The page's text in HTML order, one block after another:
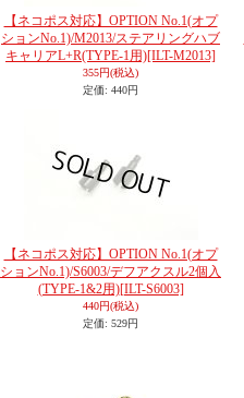
【ネコポス対応】OPTION No.1(オプ
ションNo.1)/M2013/ステアリングハブ
キャリアL+R(TYPE-1用)[ILT-M2013]
355円(税込)
定価: 440円
【ネコポス対応】OPTION No.1(オプ
ションNo.1)/S6003/デフアクスル2個入
(TYPE-1&2用)[ILT-S6003]
440円(税込)
定価: 529円